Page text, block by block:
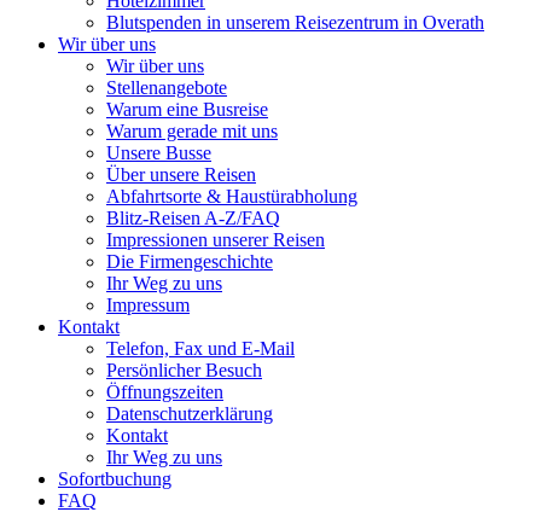
Blutspenden in unserem Reisezentrum in Overath
Wir über uns
Wir über uns
Stellenangebote
Warum eine Busreise
Warum gerade mit uns
Unsere Busse
Über unsere Reisen
Abfahrtsorte & Haustürabholung
Blitz-Reisen A-Z/FAQ
Impressionen unserer Reisen
Die Firmengeschichte
Ihr Weg zu uns
Impressum
Kontakt
Telefon, Fax und E-Mail
Persönlicher Besuch
Öffnungszeiten
Datenschutzerklärung
Kontakt
Ihr Weg zu uns
Sofortbuchung
FAQ